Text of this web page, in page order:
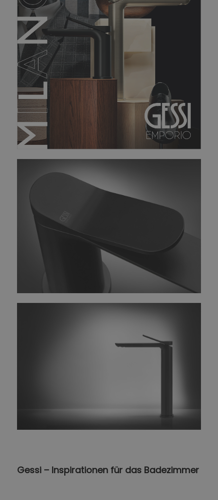
Gessi – Inspirationen für das Badezimmer